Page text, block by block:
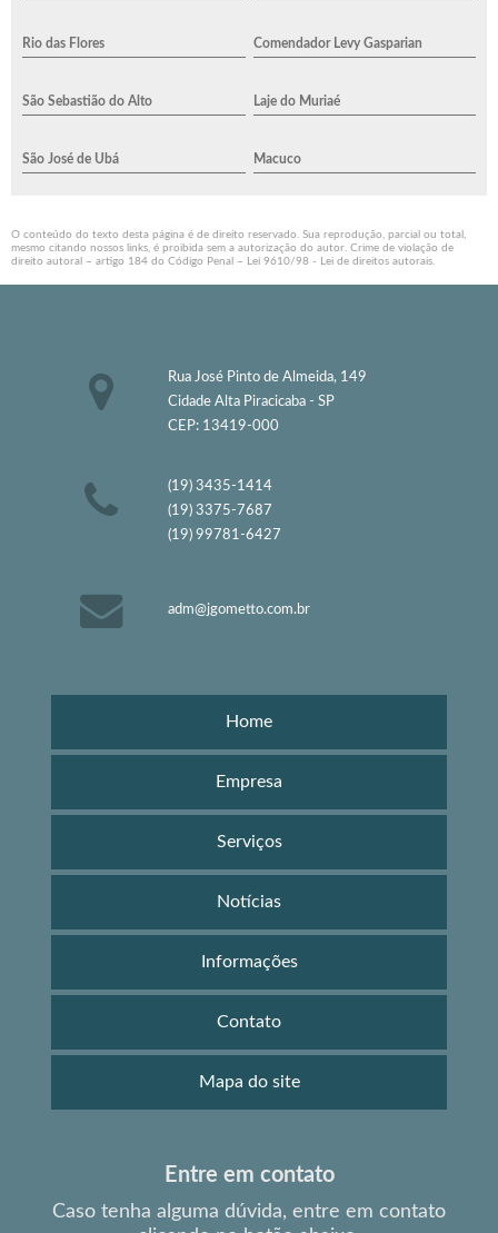
Rio das Flores Comendador Levy Gasparian
São Sebastião do Alto Laje do Muriaé
São José de Ubá Macuco
O conteúdo do texto desta página é de direito reservado. Sua reprodução, parcial ou total,
mesmo citando nossos links, é proibida sem a autorização do autor. Crime de violação de
direito autoral – artigo 184 do Código Penal – Lei 9610/98 - Lei de direitos autorais.
Rua José Pinto de Almeida, 149
Cidade Alta Piracicaba - SP
CEP: 13419-000
(19) 3435-1414
(19) 3375-7687
(19) 99781-6427
adm@jgometto.com.br
Home
Empresa
Serviços
Notícias
Informações
Contato
Mapa do site
Entre em contato
Caso tenha alguma dúvida, entre em contato